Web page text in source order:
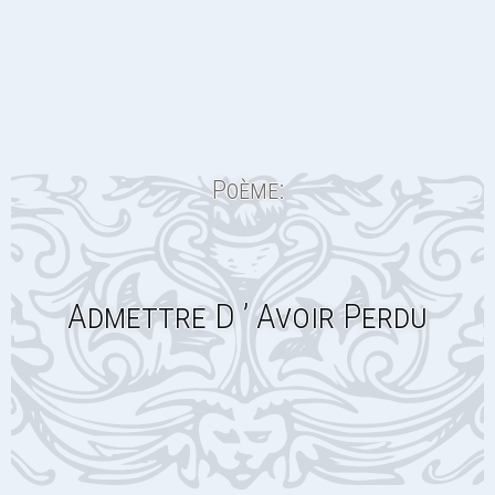
Poème:
Admettre D ’ Avoir Perdu